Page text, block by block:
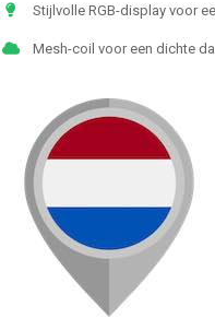
Stijlvolle RGB-display voor
Mesh-coil voor een dichte